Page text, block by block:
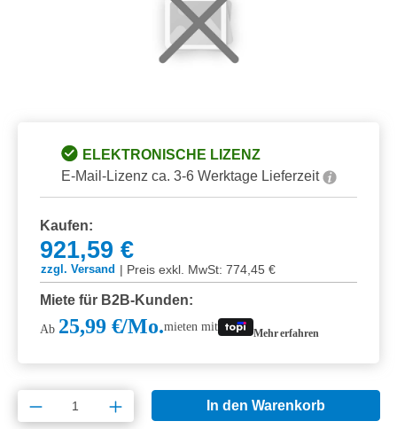
ELEKTRONISCHE LIZENZ
E-Mail-Lizenz ca. 3-6 Werktage Lieferzeit
Kaufen:
921,59 €
zzgl. Versand | Preis exkl. MwSt: 774,45 €
Miete für B2B-Kunden:
Ab 25,99 €/Mo.mieten mit Mehr erfahren
Produkt Anzahl: Gib den gewünschten
In den Warenkorb